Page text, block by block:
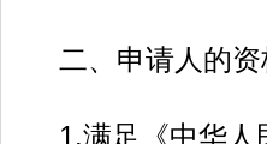
二、申请人的资
1.满足《中华人